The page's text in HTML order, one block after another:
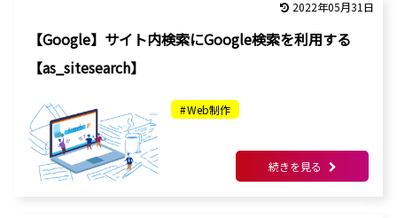
【Google】サイト内検索にGoogle検索を利用する
【as_sitesearch】
2022年05月31日
Web制作
続きを見る